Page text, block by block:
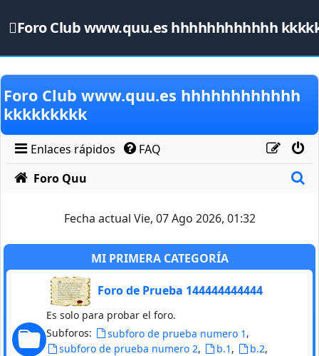
Foro Club www.quu.es hhhhhhhhhhhh
Obviar
Foro Club www.quu.es hhhhhhhhhhhh
kkkkkkkkk
Enlaces rápidos
FAQ
Foro Quu
Fecha actual Vie, 07 Ago 2026, 01:32
MI PRIMERA CATEGORÍA
Foro de Prueba 144444444444
Es solo para probar el foro.
Subforos:
subforo de prueba numero 1 ,
subforo de prueba numero 2, b.1 , b.2,